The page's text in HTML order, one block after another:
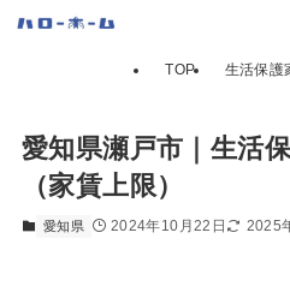
TOP 生活保護
愛知県瀬戸市｜生活
（家賃上限）
愛知県 2024年10月22日 2025